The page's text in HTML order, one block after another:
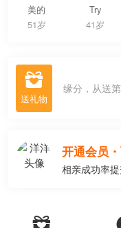
美的
51岁
Try
41岁
 缘分，从送
开通会员
相亲成功率
